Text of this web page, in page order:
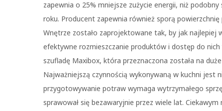
zapewnia o 25% mniejsze zużycie energii, niż
roku. Producent zapewnia również sporą
Wnętrze zostało zaprojektowane tak, by jak
efektywne rozmieszczanie produktów i dostęp do
szufladę Maxibox, która przeznaczona została na
Najważniejszą czynnością wykonywaną w kuchni jest
przygotowywanie potraw wymaga wytrzymałego
sprawował się bezawaryjnie przez wiele lat.